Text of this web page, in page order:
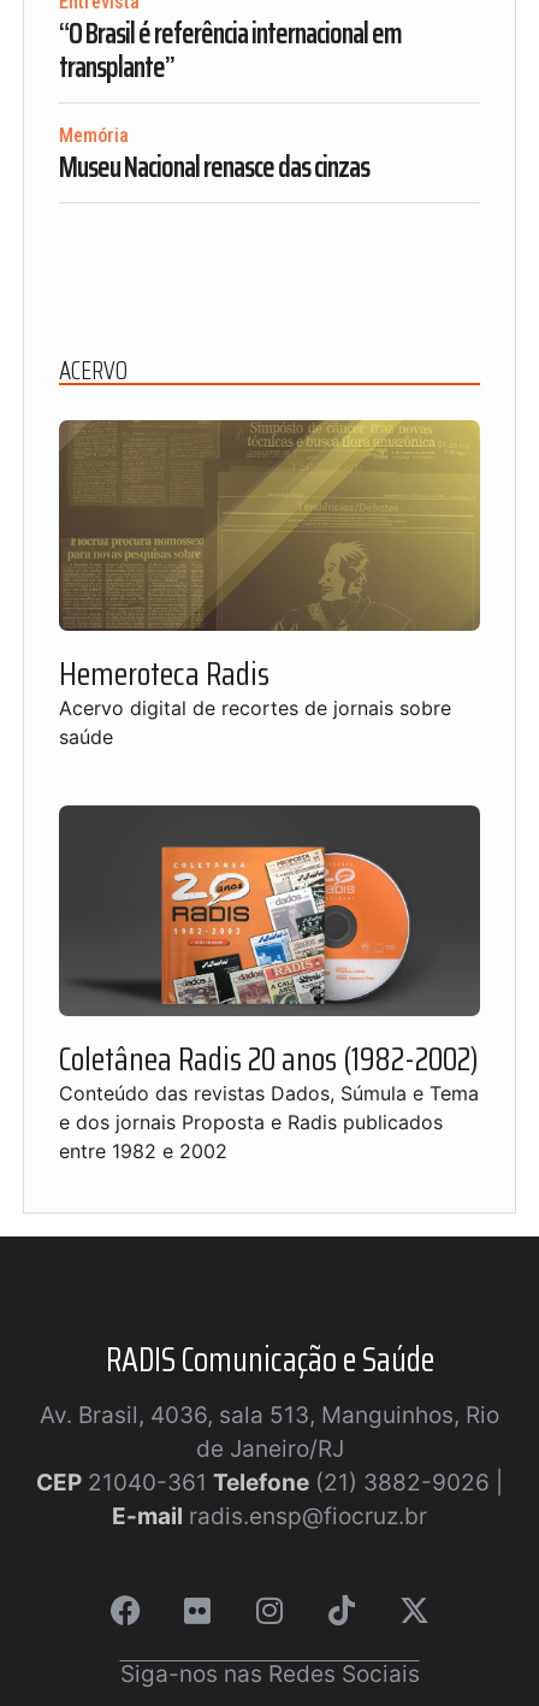
“O Brasil é referência internacional em
transplante”
Memória
Museu Nacional renasce das cinzas
ACERVO
Hemeroteca Radis
Acervo digital de recortes de jornais sobre
saúde
Coletânea Radis 20 anos (1982-2002)
Conteúdo das revistas Dados, Súmula e Tema
e dos jornais Proposta e Radis publicados
entre 1982 e 2002
RADIS Comunicação e Saúde
Av. Brasil, 4036, sala 513, Manguinhos, Rio
de Janeiro/RJ
CEP 21040-361 Telefone (21) 3882-9026 |
E-mail radis.ensp@fiocruz.br
Siga-nos nas Redes Sociais